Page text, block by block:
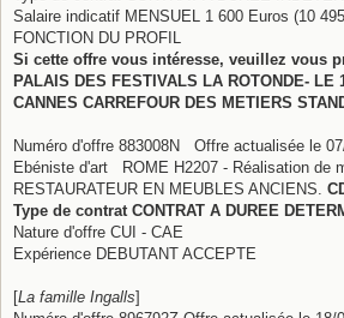
Salaire indicatif MENSUEL 1 600 Euros (10
FONCTION DU PROFIL
Si cette offre vous intéresse, veuillez vous
PALAIS DES FESTIVALS LA ROTONDE- LE
CANNES CARREFOUR DES METIERS
Numéro d'offre 883008N Offre actualisée le
Ebéniste d'art ROME H2207 - Réalisation de
RESTAURATEUR EN MEUBLES ANCIENS.
Type de contrat CONTRAT A DUREE
Nature d'offre CUI - CAE
Expérience DEBUTANT ACCEPTE
[La famille Ingalls]